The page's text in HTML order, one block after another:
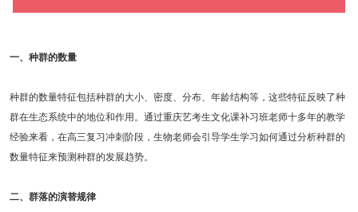
一、种群的数量
种群的数量特征包括种群的大小、密度、分布、年龄结构等，这些特征反映了种
群在生态系统中的地位和作用。通过重庆艺考生文化课补习班老师十多年的教学
经验来看，在高三复习冲刺阶段，生物老师会引导学生学习如何通过分析种群的
数量特征来预测种群的发展趋势。
二、群落的演替规律